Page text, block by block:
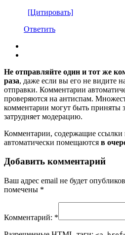
[Цитировать]
Ответить
Не отправляйте один и тот же
раза, даже если вы его не видите
отправки. Комментарии
проверяются на антиспам.
комментарии могут быть приняты
затрудняет модерацию.
Комментарии, содержащие ссылки
автоматически помещаются в
Добавить комментарий
Ваш адрес email не будет
помечены *
Комментарий: *